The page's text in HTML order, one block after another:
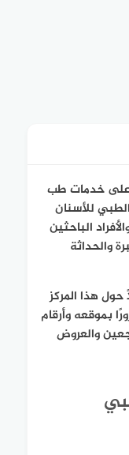
على خدمات طب
الطبي للأسنان
الباحثين
والحداثة
هذا المركز
بموقعه وأرقام
والعروض